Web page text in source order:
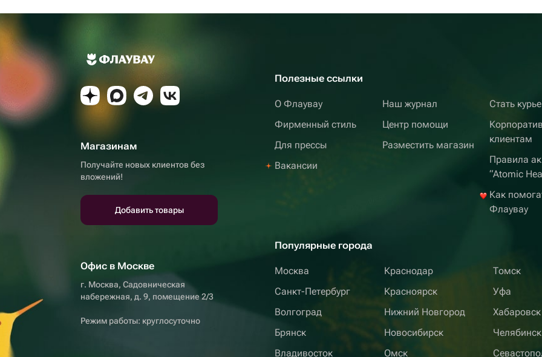
Магазинам
Получайте новых клиентов без
вложений!
Добавить товары
Офис в Москве
г. Москва, Садовническая
набережная, д. 9, помещение 2/3
Режим работы: круглосуточно
Полезные ссылки
О Флаувау
Фирменный стиль
Для прессы
Вакансии
Наш журнал
Центр помощи
Разместить магазин
Стать
клиентам
Правила
“Atomic
Как
Флаувау
Популярные города
Москва
Санкт-Петербург
Волгоград
Брянск
Владивосток
Краснодар
Красноярск
Нижний Новгород
Новосибирск
Омск
Томск
Уфа
Хабаровск
Челябинск